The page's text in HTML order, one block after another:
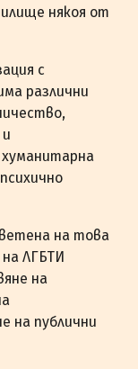
някоя от
с
различни
на това
ЛГБТИ
на
на публични